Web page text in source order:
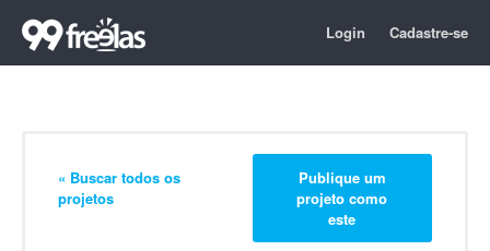
Login Cadastre-se
« Buscar todos os
projetos
Publique um
projeto como
este